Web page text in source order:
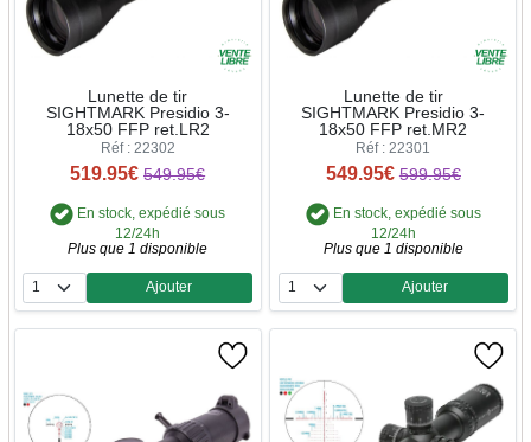
Lunette de tir
SIGHTMARK Presidio 3-
18x50 FFP ret.LR2
Réf : 22302
519.95€ 549.95€
En stock, expédié sous
12/24h
Plus que 1 disponible
Quantité
Ajouter
Lunette de tir
SIGHTMARK Presidio 3-
18x50 FFP ret.MR2
Réf : 22301
549.95€ 599.95€
En stock, expédié sous
12/24h
Plus que 1 disponible
Quantité
Ajouter